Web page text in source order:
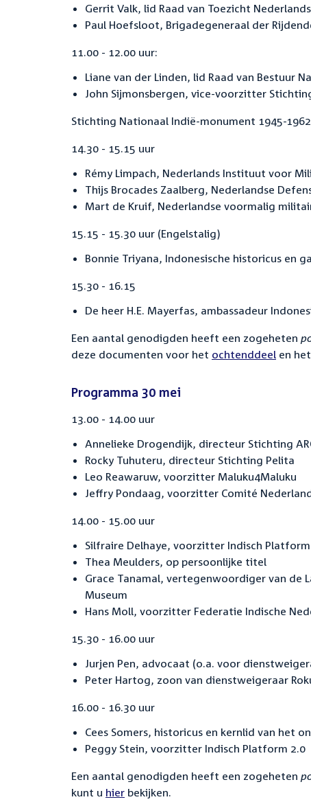
Gerrit Valk, lid Raad van Toezicht
Paul Hoefsloot, Brigadegeneraal der
11.00 - 12.00 uur:
Liane van der Linden, lid Raad van Bestuur
John Sijmonsbergen, vice-voorzitter
Stichting Nationaal Indië-monument 1945-
14.30 - 15.15 uur
Rémy Limpach, Nederlands Instituut voor
Thijs Brocades Zaalberg, Nederlandse
Mart de Kruif, Nederlandse voormalig
15.15 - 15.30 uur (Engelstalig)
Bonnie Triyana, Indonesische historicus en
15.30 - 16.15
De heer H.E. Mayerfas, ambassadeur
Een aantal genodigden heeft een zogeheten
deze documenten voor het ochtenddeel en het
Programma 30 mei
13.00 - 14.00 uur
Annelieke Drogendijk, directeur Stichting
Rocky Tuhuteru, directeur Stichting Pelita
Leo Reawaruw, voorzitter Maluku4Maluku
Jeffry Pondaag, voorzitter Comité
14.00 - 15.00 uur
Silfraire Delhaye, voorzitter Indisch Platform
Thea Meulders, op persoonlijke titel
Grace Tanamal, vertegenwoordiger van de
Museum
Hans Moll, voorzitter Federatie Indische
15.30 - 16.00 uur
Jurjen Pen, advocaat (o.a. voor
Peter Hartog, zoon van dienstweigeraar
16.00 - 16.30 uur
Cees Somers, historicus en kernlid van het
Peggy Stein, voorzitter Indisch Platform 2.0
Een aantal genodigden heeft een zogeheten
kunt u hier bekijken.